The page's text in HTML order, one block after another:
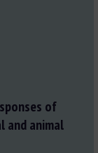
of
and animal